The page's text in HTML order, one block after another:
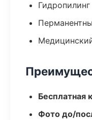
Бесплатная
Фото до/